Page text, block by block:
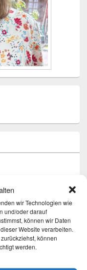
wir Technologien wie
und/oder darauf
können wir Daten
Website verarbeiten.
können
werden.